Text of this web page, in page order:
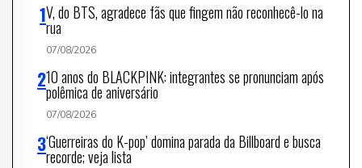
V, do BTS, agradece fãs que fingem não reconhecê-lo na
rua
07/08/2026
10 anos do BLACKPINK: integrantes se pronunciam após
polêmica de aniversário
07/08/2026
‘Guerreiras do K-pop’ domina parada da Billboard e busca
recorde; veja lista